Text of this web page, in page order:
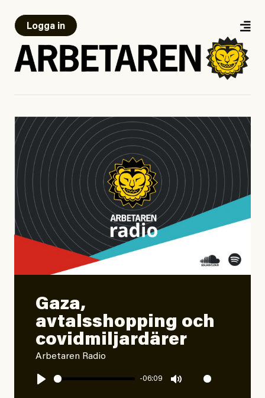
Logga in
Gaza,
avtalsshopping och
covidmiljardärer
Arbetaren Radio
-06:09